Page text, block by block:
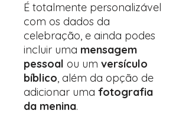
É totalmente personalizável
com os dados da
celebração, e ainda podes
incluir uma mensagem
pessoal ou um versículo
bíblico, além da opção de
adicionar uma fotografia
da menina.